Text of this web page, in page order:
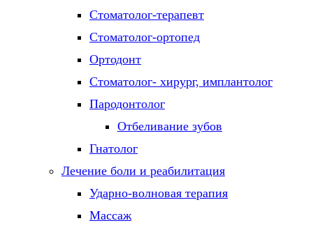
Стоматолог-терапевт
Стоматолог-ортопед
Ортодонт
Стоматолог- хирург, имплантолог
Пародонтолог
Отбеливание зубов
Гнатолог
Лечение боли и реабилитация
Ударно-волновая терапия
Массаж